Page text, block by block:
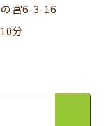
宮6-3-16
分